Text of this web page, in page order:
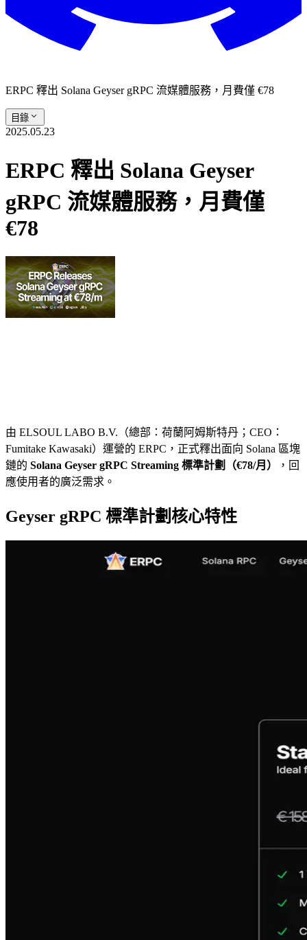
ERPC 釋出 Solana Geyser gRPC 流媒體服務，月費僅 €78
目錄
2025.05.23
ERPC 釋出 Solana Geyser
gRPC 流媒體服務，月費僅
€78
由 ELSOUL LABO B.V.（總部：荷蘭阿姆斯特丹；CEO：
Fumitake Kawasaki）運營的 ERPC，正式釋出面向 Solana 區塊
鏈的 Solana Geyser gRPC Streaming 標準計劃（€78/月）
，回
應使用者的廣泛需求。
Geyser gRPC 標準計劃核心特性